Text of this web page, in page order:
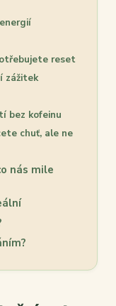
reset
zážitek
bez kofeinu
chuť, ale ne
nás mile